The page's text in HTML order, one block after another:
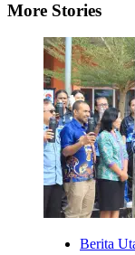
More Stories
Berita